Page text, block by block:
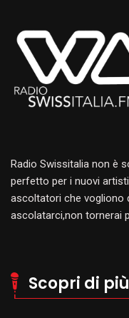
Radio Swissitalia non è
perfetto per i nuovi
ascoltatori che vogliono
ascolatarci,non tornerai
Scopri di più